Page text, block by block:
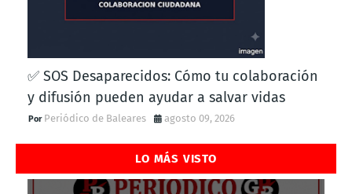
✅ SOS Desaparecidos: Cómo tu colaboración
y difusión pueden ayudar a salvar vidas
Periódico de Baleares agosto 09, 2026
LO MÁS VISTO